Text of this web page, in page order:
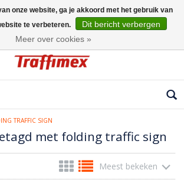
TRAFFIC SIGN
met folding traffic sign
Meest bekeken
onze website, ga je akkoord met het gebruik van
te verbeteren.
Dit bericht verbergen
Meer over cookies »